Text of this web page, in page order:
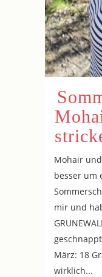
Mohair
besser um
mir und
März: 18
wirklich...